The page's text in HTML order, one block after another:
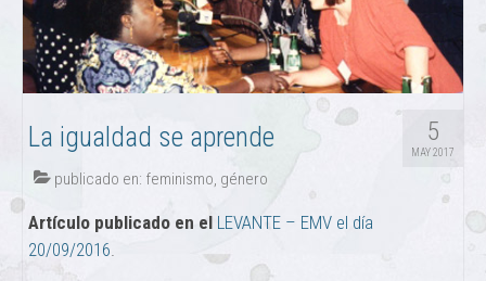
5
MAY 2017
La igualdad se aprende
publicado en: feminismo, género
Artículo publicado en el LEVANTE – EMV el día
20/09/2016